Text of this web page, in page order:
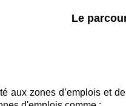
Le
aux zones d’emplois et